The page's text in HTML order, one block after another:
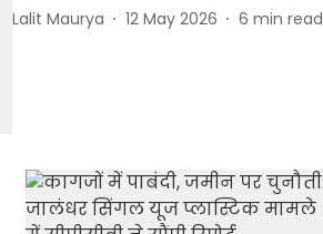
Lalit Maurya 12 May 2026 6 min read